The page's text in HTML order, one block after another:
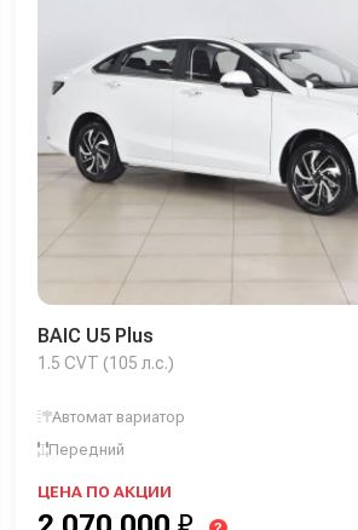
BAIC U5 Plus
1.5 CVT (105 л.с.)
Автомат вариатор
Передний
ЦЕНА ПО АКЦИИ